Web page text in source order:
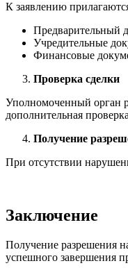
К заявлению
Предварительный
Учредительные
Финансовые
Проверка сделки
Уполномоченный орган
дополнительная
Получение
При отсутствии
Заключение
Получение разрешения
успешного завершения